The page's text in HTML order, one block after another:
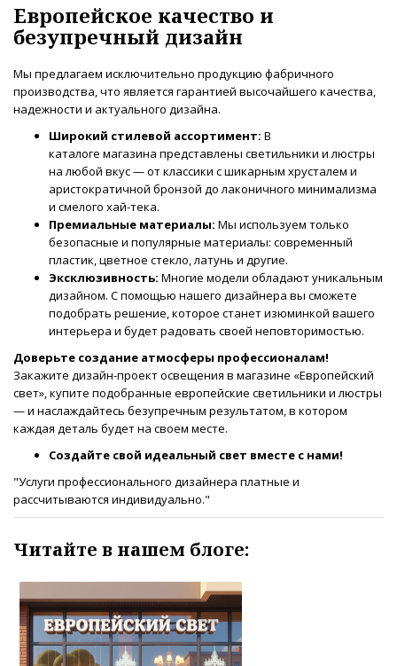
Европейское качество и
безупречный дизайн
Мы предлагаем исключительно продукцию фабричного
производства, что является гарантией высочайшего качества,
надежности и актуального дизайна.
Широкий стилевой ассортимент: В
каталоге магазина представлены светильники и люстры
на любой вкус — от классики с шикарным хрусталем и
аристократичной бронзой до лаконичного минимализма
и смелого хай-тека.
Премиальные материалы: Мы используем только
безопасные и популярные материалы: современный
пластик, цветное стекло, латунь и другие.
Эксклюзивность: Многие модели обладают уникальным
дизайном. С помощью нашего дизайнера вы сможете
подобрать решение, которое станет изюминкой вашего
интерьера и будет радовать своей неповторимостью.
Доверьте создание атмосферы профессионалам!
Закажите дизайн-проект освещения в магазине «Европейский
свет», купите подобранные европейские светильники и люстры
— и наслаждайтесь безупречным результатом, в котором
каждая деталь будет на своем месте.
Создайте свой идеальный свет вместе с нами!
"Услуги профессионального дизайнера платные и
рассчитываются индивидуально."
Читайте в нашем блоге: